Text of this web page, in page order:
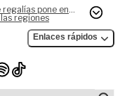
pone en
regiones
Enlaces rápidos